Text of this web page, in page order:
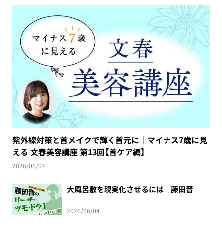
紫外線対策と首メイクで輝く首元に｜マイナス7歳に見
える 文春美容講座 第13回【首ケア編】
2026/06/04
大風呂敷を現実化させるには｜藤田晋
2026/06/04